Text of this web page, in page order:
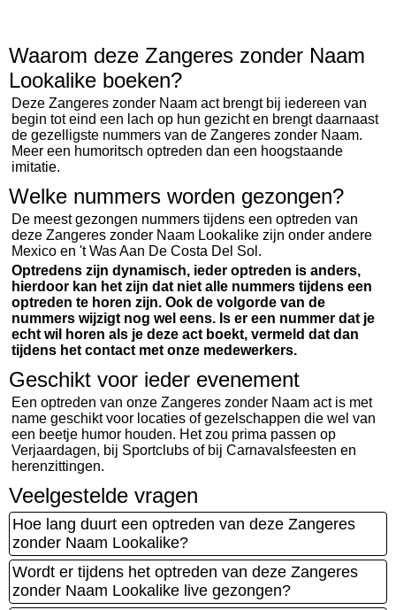
Waarom deze Zangeres zonder Naam
Lookalike boeken?
Deze Zangeres zonder Naam act brengt bij iedereen van
begin tot eind een lach op hun gezicht en brengt daarnaast
de gezelligste nummers van de Zangeres zonder Naam.
Meer een humoritsch optreden dan een hoogstaande
imitatie.
Welke nummers worden gezongen?
De meest gezongen nummers tijdens een optreden van
deze Zangeres zonder Naam Lookalike zijn onder andere
Mexico en 't Was Aan De Costa Del Sol.
Optredens zijn dynamisch, ieder optreden is anders,
hierdoor kan het zijn dat niet alle nummers tijdens een
optreden te horen zijn. Ook de volgorde van de
nummers wijzigt nog wel eens. Is er een nummer dat je
echt wil horen als je deze act boekt, vermeld dat dan
tijdens het contact met onze medewerkers.
Geschikt voor ieder evenement
Een optreden van onze Zangeres zonder Naam act is met
name geschikt voor locaties of gezelschappen die wel van
een beetje humor houden. Het zou prima passen op
Verjaardagen, bij Sportclubs of bij Carnavalsfeesten en
herenzittingen.
Veelgestelde vragen
Hoe lang duurt een optreden van deze Zangeres
zonder Naam Lookalike?
Wordt er tijdens het optreden van deze Zangeres
zonder Naam Lookalike live gezongen?